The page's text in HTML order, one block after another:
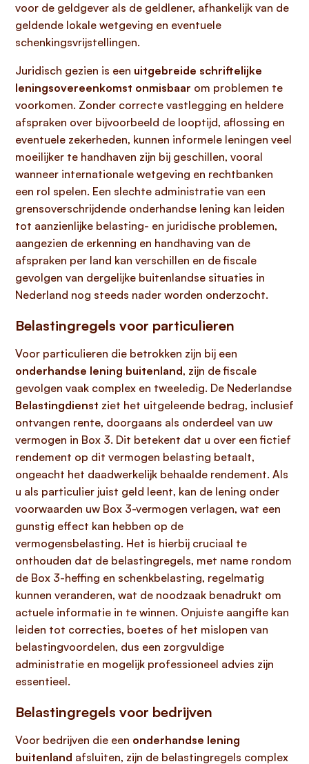
voor de geldgever als de geldlener, afhankelijk van de
geldende lokale wetgeving en eventuele
schenkingsvrijstellingen.
Juridisch gezien is een uitgebreide schriftelijke
leningsovereenkomst onmisbaar om problemen te
voorkomen. Zonder correcte vastlegging en heldere
afspraken over bijvoorbeeld de looptijd, aflossing en
eventuele zekerheden, kunnen informele leningen veel
moeilijker te handhaven zijn bij geschillen, vooral
wanneer internationale wetgeving en rechtbanken
een rol spelen. Een slechte administratie van een
grensoverschrijdende onderhandse lening kan leiden
tot aanzienlijke belasting- en juridische problemen,
aangezien de erkenning en handhaving van de
afspraken per land kan verschillen en de fiscale
gevolgen van dergelijke buitenlandse situaties in
Nederland nog steeds nader worden onderzocht.
Belastingregels voor particulieren
Voor particulieren die betrokken zijn bij een
onderhandse lening buitenland, zijn de fiscale
gevolgen vaak complex en tweeledig. De Nederlandse
Belastingdienst ziet het uitgeleende bedrag, inclusief
ontvangen rente, doorgaans als onderdeel van uw
vermogen in Box 3. Dit betekent dat u over een fictief
rendement op dit vermogen belasting betaalt,
ongeacht het daadwerkelijk behaalde rendement. Als
u als particulier juist geld leent, kan de lening onder
voorwaarden uw Box 3-vermogen verlagen, wat een
gunstig effect kan hebben op de
vermogensbelasting. Het is hierbij cruciaal te
onthouden dat de belastingregels, met name rondom
de Box 3-heffing en schenkbelasting, regelmatig
kunnen veranderen, wat de noodzaak benadrukt om
actuele informatie in te winnen. Onjuiste aangifte kan
leiden tot correcties, boetes of het mislopen van
belastingvoordelen, dus een zorgvuldige
administratie en mogelijk professioneel advies zijn
essentieel.
Belastingregels voor bedrijven
Voor bedrijven die een onderhandse lening
buitenland afsluiten, zijn de belastingregels complex